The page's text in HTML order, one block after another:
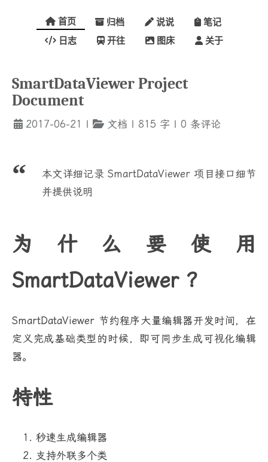
首页 归档 说说 笔记
日志 开往 图床 关于
SmartDataViewer Project
Document
2017-06-21 | 文档 | 815 字 | 0 条评论
本文详细记录 SmartDataViewer 项目接口细节
并提供说明
为什么要使用
SmartDataViewer ？
SmartDataViewer 节约程序大量编辑器开发时间，在
定义完成基础类型的时候，即可同步生成可视化编辑
器。
特性
秒速生成编辑器
支持外联多个类